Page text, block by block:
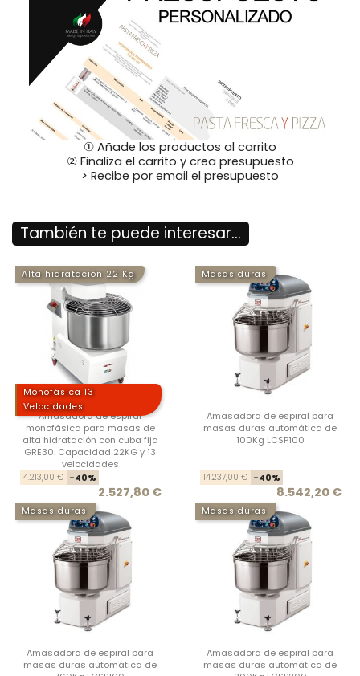
① Añade los productos al carrito
② Finaliza el carrito y crea presupuesto
> Recibe por email el presupuesto
También te puede interesar...
Alta hidratación 22 Kg
Monofásica 13
Velocidades
Amasadora de espiral
monofásica para masas de
alta hidratación con cuba fija
GRE30. Capacidad 22KG y 13
velocidades
Precio base
4.213,00 € -40%
2.527,80 €
Masas duras
Amasadora de espiral para
masas duras automática de
100Kg LCSP100
14.237,00 € -40%
8.542,20 €
Masas duras
Amasadora de espiral para
masas duras automática de
Masas duras
Amasadora de espiral para
masas duras automática de